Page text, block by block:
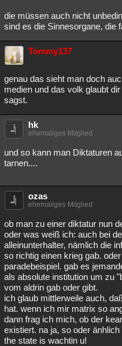
die müssen auch nicht
sind es die Sinnesorgane, die
Tommy137
genau das sieht man doch
medien und das volk glaubt
sagst.
hk
ehemaliges Mitglied
und so kann man Diktaturen
tarnen....
ozas
ehemaliges Mitglied
ob man zu einer diktatur nun
oder was weiß ich: auch bei
alleinunterhalter, nämlich die
so richtig einen krieg gab.
paradebeispiel. gab es
als absolute institution um zu
vom aldrin gab oder gibt.
ich glaub mittlerweile auch,
hat. wenn ich mir matrix so
dann frag ich mich, ob der
existiert. na ja, so oder
the state is wachtin u!